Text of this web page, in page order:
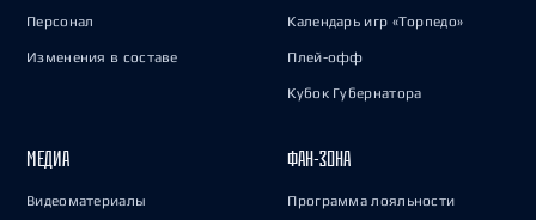
Персонал
Изменения в составе
Календарь игр «Торпедо»
Плей-офф
Кубок Губернатора
МЕДИА
Видеоматериалы
ФАН-ЗОНА
Программа лояльности